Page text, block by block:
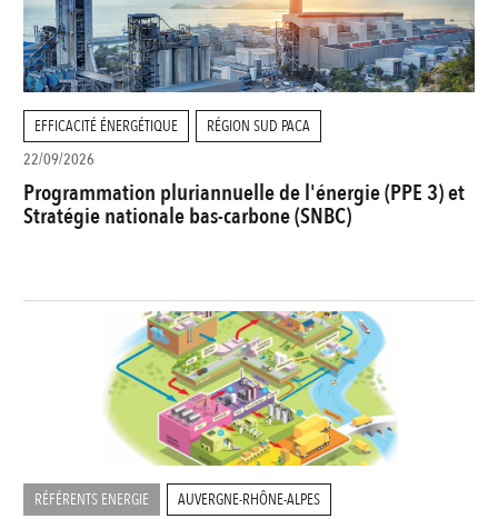
EFFICACITÉ ÉNERGÉTIQUE
RÉGION SUD PACA
22/09/2026
Programmation pluriannuelle de l'énergie (PPE 3) et
Stratégie nationale bas-carbone (SNBC)
RÉFÉRENTS ENERGIE
AUVERGNE-RHÔNE-ALPES